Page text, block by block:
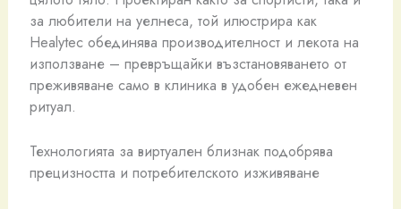
за любители на уелнеса, той илюстрира как
Healytec обединява производителност и лекота на
използване – превръщайки възстановяването от
преживяване само в клиника в удобен ежедневен
ритуал.
Технологията за виртуален близнак подобрява
прецизността и потребителското изживяване